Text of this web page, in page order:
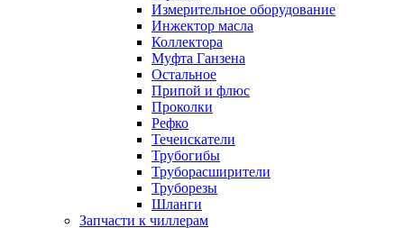
Измерительное оборудование
Инжектор масла
Коллектора
Муфта Ганзена
Остальное
Припой и флюс
Проколки
Рефко
Течеискатели
Трубогибы
Труборасширители
Труборезы
Шланги
Запчасти к чиллерам